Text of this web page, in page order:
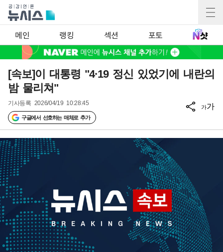
메인 랭킹 섹션 포토
[속보]이 대통령 "4·19 정신 있었기에 내란의
밤 물리쳐"
기사등록 2026/04/19 10:28:45
구글에서 선호하는 매체로 추가
가가